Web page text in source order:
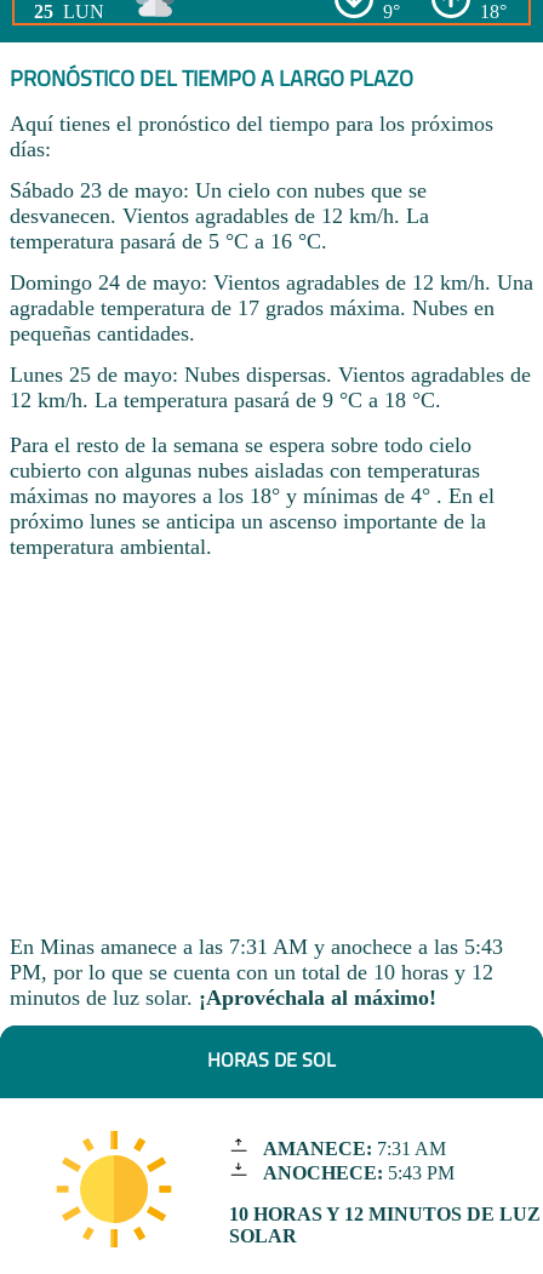
25 LUN 9° 18°
PRONÓSTICO DEL TIEMPO A LARGO PLAZO
Aquí tienes el pronóstico del tiempo para los próximos
días:
Sábado 23 de mayo: Un cielo con nubes que se
desvanecen. Vientos agradables de 12 km/h. La
temperatura pasará de 5 °C a 16 °C.
Domingo 24 de mayo: Vientos agradables de 12 km/h. Una
agradable temperatura de 17 grados máxima. Nubes en
pequeñas cantidades.
Lunes 25 de mayo: Nubes dispersas. Vientos agradables de
12 km/h. La temperatura pasará de 9 °C a 18 °C.
Para el resto de la semana se espera sobre todo cielo
cubierto con algunas nubes aisladas con temperaturas
máximas no mayores a los 18° y mínimas de 4° . En el
próximo lunes se anticipa un ascenso importante de la
temperatura ambiental.
En Minas amanece a las 7:31 AM y anochece a las 5:43
PM, por lo que se cuenta con un total de 10 horas y 12
minutos de luz solar. ¡Aprovéchala al máximo!
HORAS DE SOL
AMANECE: 7:31 AM
ANOCHECE: 5:43 PM
10 HORAS Y 12 MINUTOS DE LUZ
SOLAR